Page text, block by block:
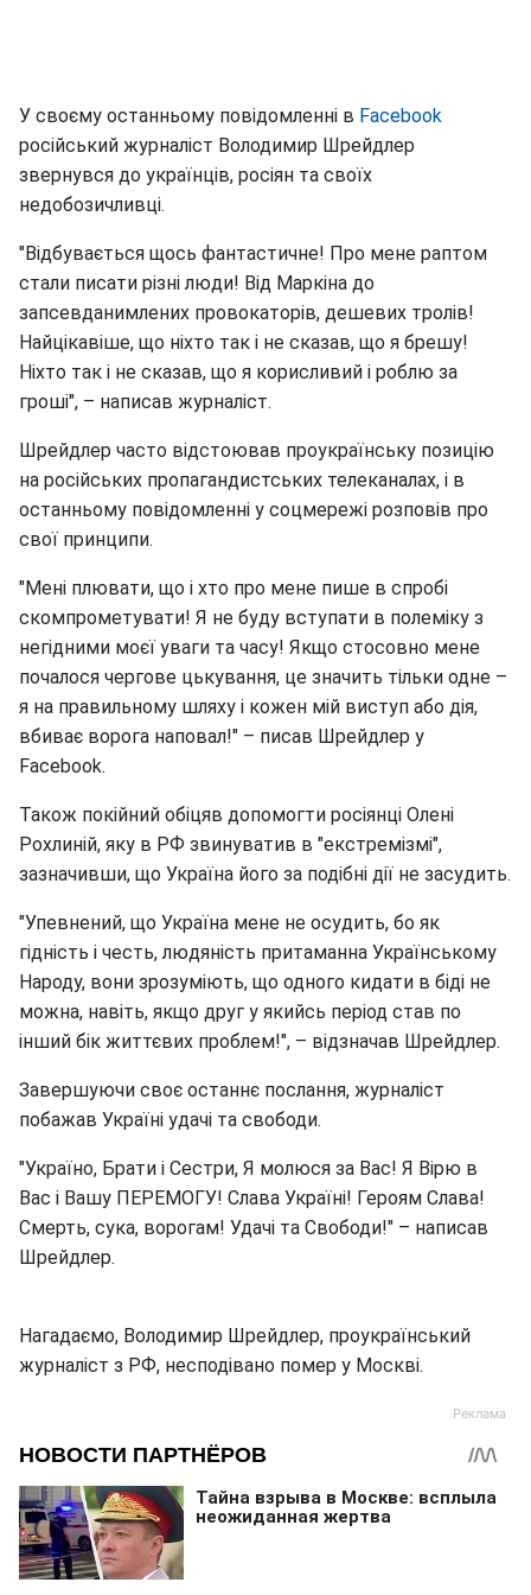
У своєму останньому повідомленні в Facebook
російський журналіст Володимир Шрейдлер
звернувся до українців, росіян та своїх
недобозичливці.
"Відбувається щось фантастичне! Про мене раптом
стали писати різні люди! Від Маркіна до
запсевданимлених провокаторів, дешевих тролів!
Найцікавіше, що ніхто так і не сказав, що я брешу!
Ніхто так і не сказав, що я корисливий і роблю за
гроші", – написав журналіст.
Шрейдлер часто відстоював проукраїнську позицію
на російських пропагандистських телеканалах, і в
останньому повідомленні у соцмережі розповів про
свої принципи.
"Мені плювати, що і хто про мене пише в спробі
скомпрометувати! Я не буду вступати в полеміку з
негідними моєї уваги та часу! Якщо стосовно мене
почалося чергове цькування, це значить тільки одне –
я на правильному шляху і кожен мій виступ або дія,
вбиває ворога наповал!" – писав Шрейдлер у
Facebook.
Також покійний обіцяв допомогти росіянці Олені
Рохлиній, яку в РФ звинуватив в "екстремізмі",
зазначивши, що Україна його за подібні дії не засудить.
"Упевнений, що Україна мене не осудить, бо як
гідність і честь, людяність притаманна Українському
Народу, вони зрозуміють, що одного кидати в біді не
можна, навіть, якщо друг у якийсь період став по
інший бік життєвих проблем!", – відзначав Шрейдлер.
Завершуючи своє останнє послання, журналіст
побажав Україні удачі та свободи.
"Україно, Брати і Сестри, Я молюся за Вас! Я Вірю в
Вас і Вашу ПЕРЕМОГУ! Слава Україні! Героям Слава!
Смерть, сука, ворогам! Удачі та Свободи!" – написав
Шрейдлер.
Нагадаємо, Володимир Шрейдлер, проукраїнський
журналіст з РФ, несподівано помер у Москві.